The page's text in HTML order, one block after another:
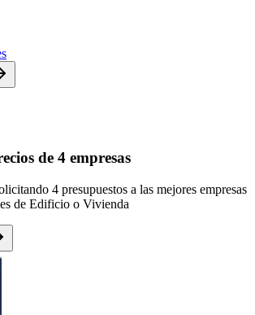
de 4 empresas
4 presupuestos a las mejores empresas
de Edificio o Vivienda